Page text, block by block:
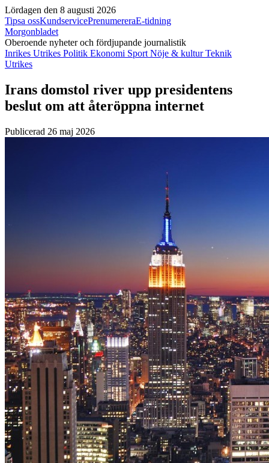
Lördagen den 8 augusti 2026
Tipsa ossKundservicePrenumereraE-tidning
Morgonbladet
Oberoende nyheter och fördjupande journalistik
Inrikes Utrikes Politik Ekonomi Sport Nöje & kulturTeknik
Utrikes
Irans domstol river upp presidentens
beslut om att återöppna internet
Publicerad 26 maj 2026